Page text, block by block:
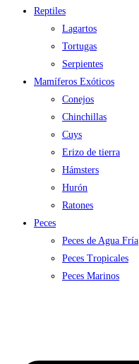
Reptiles
Lagartos
Tortugas
Serpientes
Mamíferos Exóticos
Conejos
Chinchillas
Cuys
Erizo de tierra
Hámsters
Hurón
Ratones
Peces
Peces de Agua Fría
Peces Tropicales
Peces Marinos